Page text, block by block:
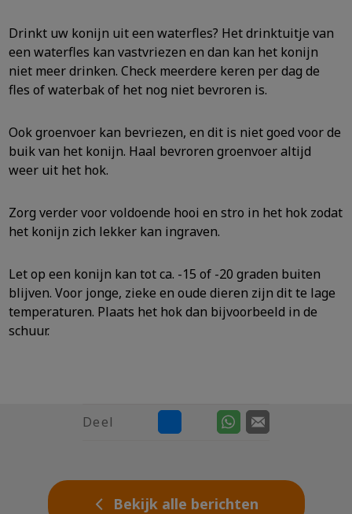
Drinkt uw konijn uit een waterfles? Het drinktuitje van
een waterfles kan vastvriezen en dan kan het konijn
niet meer drinken. Check meerdere keren per dag de
fles of waterbak of het nog niet bevroren is.
Ook groenvoer kan bevriezen, en dit is niet goed voor de
buik van het konijn. Haal bevroren groenvoer altijd
weer uit het hok.
Zorg verder voor voldoende hooi en stro in het hok zodat
het konijn zich lekker kan ingraven.
Let op een konijn kan tot ca. -15 of -20 graden buiten
blijven. Voor jonge, zieke en oude dieren zijn dit te lage
temperaturen. Plaats het hok dan bijvoorbeeld in de
schuur.
Deel
Bekijk alle berichten